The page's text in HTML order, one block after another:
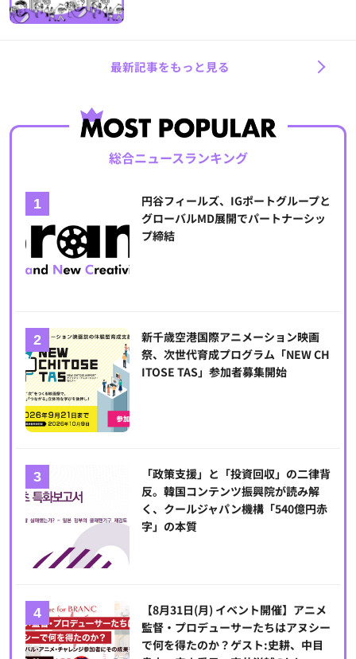
最新記事をもっと見る
総合ニュースランキング
円谷フィールズ、IGポートグループと
グローバルMD展開でパートナーシッ
プ締結
新千歳空港国際アニメーション映画
祭、次世代育成プログラム「NEW CH
ITOSE TAS」参加者募集開始
「政策支援」と「投資回収」の二律背
反。韓国コンテンツ振興院が読み解
く、クールジャパン機構「540億円赤
字」の本質
【8月31日(月) イベント開催】アニメ
監督・プロデューサーたちはアヌシー
で何を得たのか？ゲスト:史耕、中目